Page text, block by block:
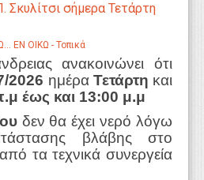
Σκυλίτσι σήμερα Τετάρτη
ΕΝ ΟΙΚΩ - Τοπικά
ανακοινώνει ότι
2026 ημέρα Τετάρτη και
έως και 13:00 μ.μ
δεν θα έχει νερό λόγω
βλάβης στο
τα τεχνικά συνεργεία